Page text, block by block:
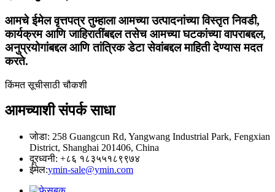
आमचे ईमेल वृत्तपत्र तुम्हाला आमच्या उत्पादनांच्या विस्तृत निवडी,
कार्यक्रम आणि जाहिरातींबद्दल तसेच आमच्या घटकांच्या वापराबद्दल,
अनुप्रयोगांबद्दल आणि तांत्रिक डेटा सेवांबद्दल माहिती देण्यास मदत
करते.
किंमत सूचीसाठी चौकशी
आमच्याशी संपर्क साधा
जोडा: 258 Guangcun Rd, Yangwang Industrial Park, Fengxian
District, Shanghai 201406, China
दूरध्वनी: +८६ १८३५५१८९९७४
ईमेल:ymin-sale@ymin.com